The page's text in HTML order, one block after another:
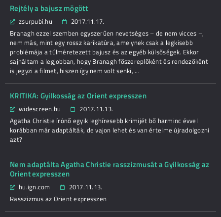
Rejtély a bajusz mögött
zsurpubi.hu
2017.11.17.
Branagh ezzel szemben egyszerűen nevetséges – de nem vicces –,
nem más, mint egy rossz karikatúra, amelynek csak a legkisebb
problémája a túlméretezett bajusz és az egyéb külsőségek. Ekkor
sajnáltam a legjobban, hogy Branagh főszereplőként és rendezőként
is jegyzi a filmet, hiszen így nem volt senki, ...
KRITIKA: Gyilkosság az Orient expresszen
widescreen.hu
2017.11.13.
Agatha Christie írónő egyik leghíresebb krimijét bő harminc évvel
korábban már adaptálták, de vajon lehet és van értelme újradolgozni
azt?
Nem adaptálta Agatha Christie rasszizmusát a Gyilkosság az
Orient expresszen
hu.ign.com
2017.11.13.
Rasszizmus az Orient expresszen